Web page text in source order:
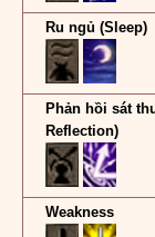
Ru ngủ (Sleep)
Phản hồi sát
Reflection)
Weakness